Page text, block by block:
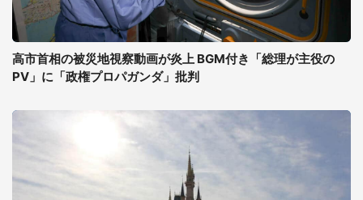
高市首相の被災地視察動画が炎上 BGM付き「総理が主役の
PV」に「政権プロパガンダ」批判